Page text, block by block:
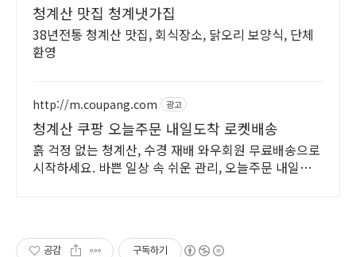
청계산 맛집 청계냇가집
38년전통 청계산 맛집, 회식장소, 닭오리 보양식, 단체
환영
http://m.coupang.com 광고
청계산 쿠팡 오늘주문 내일도착 로켓배송
흙 걱정 없는 청계산, 수경 재배 와우회원 무료배송으로
시작하세요. 바쁜 일상 속 쉬운 관리, 오늘주문 내일도착
공감 구독하기